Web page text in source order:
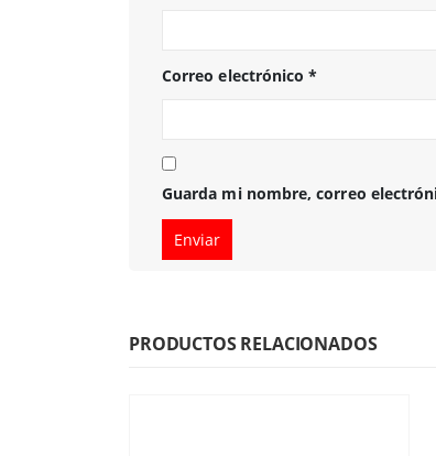
Correo electrónico*
Guarda mi nombre, correo
PRODUCTOS RELACIONADOS